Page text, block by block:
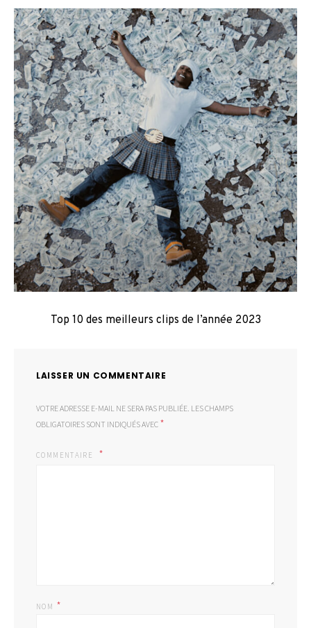
Top 10 des meilleurs clips de l’année 2023
LAISSER UN COMMENTAIRE
VOTRE ADRESSE E-MAIL NE SERA PAS PUBLIÉE. LES CHAMPS
OBLIGATOIRES SONT INDIQUÉS AVEC *
COMMENTAIRE
NOM *